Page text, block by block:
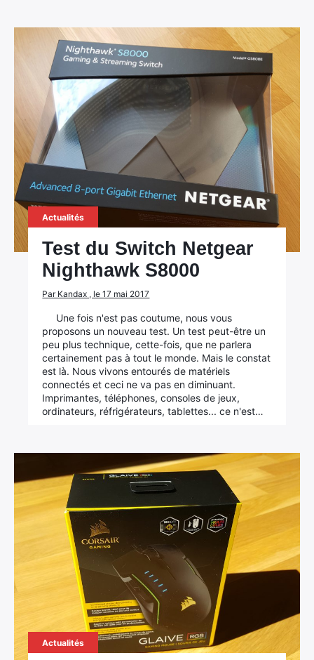
Actualités
Test du Switch Netgear
Nighthawk S8000
Par Kandax , le 17 mai 2017
Une fois n'est pas coutume, nous vous
proposons un nouveau test. Un test peut-être un
peu plus technique, cette-fois, que ne parlera
certainement pas à tout le monde. Mais le constat
est là. Nous vivons entourés de matériels
connectés et ceci ne va pas en diminuant.
Imprimantes, téléphones, consoles de jeux,
ordinateurs, réfrigérateurs, tablettes... ce n'est…
Actualités